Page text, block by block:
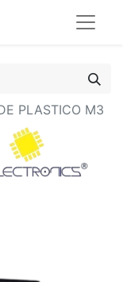
PLASTICO M3